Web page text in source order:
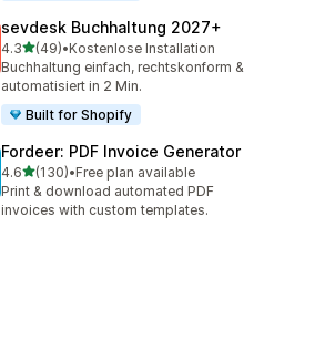
sevdesk Buchhaltung 2027+
4.3별 5개 중
(49)
총 리뷰 49개
•Kostenlose Installation
Buchhaltung einfach, rechtskonform &
automatisiert in 2 Min.
Built for Shopify
Fordeer: PDF Invoice Generator
4.6별 5개 중
(130)
총 리뷰 130개
•Free plan available
Print & download automated PDF
invoices with custom templates.